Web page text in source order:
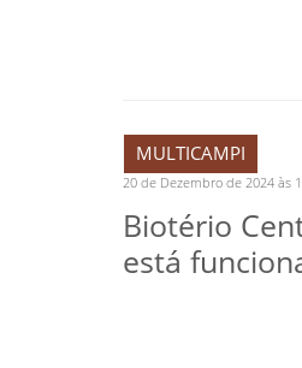
MULTICAMPI
20 de Dezembro de 2024 às
Biotério
está